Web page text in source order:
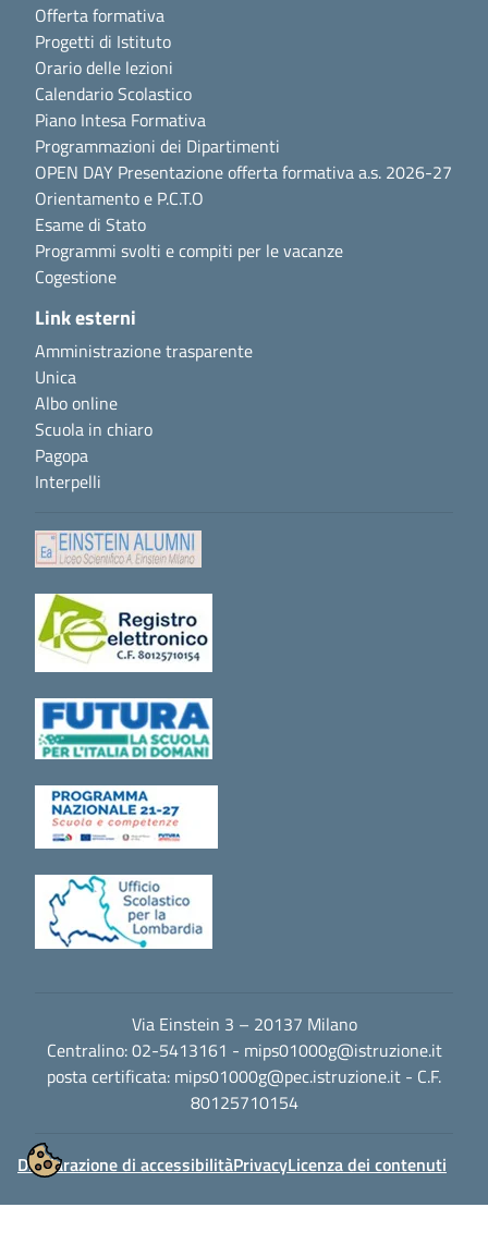
Offerta formativa
Progetti di Istituto
Orario delle lezioni
Calendario Scolastico
Piano Intesa Formativa
Programmazioni dei Dipartimenti
OPEN DAY Presentazione offerta formativa a.s. 2026-27
Orientamento e P.C.T.O
Esame di Stato
Programmi svolti e compiti per le vacanze
Cogestione
Link esterni
Amministrazione trasparente
Unica
Albo online
Scuola in chiaro
Pagopa
Interpelli
Via Einstein 3 – 20137 Milano
Centralino: 02-5413161 - mips01000g@istruzione.it
posta certificata: mips01000g@pec.istruzione.it - C.F.
80125710154
Dichiarazione di accessibilitàPrivacyLicenza dei contenuti